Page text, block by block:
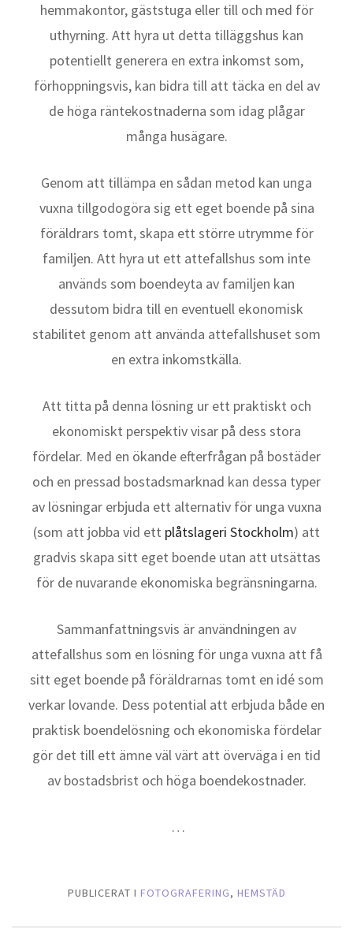
hemmakontor, gäststuga eller till och med för
uthyrning. Att hyra ut detta tilläggshus kan
potentiellt generera en extra inkomst som,
förhoppningsvis, kan bidra till att täcka en del av
de höga räntekostnaderna som idag plågar
många husägare.
Genom att tillämpa en sådan metod kan unga
vuxna tillgodogöra sig ett eget boende på sina
föräldrars tomt, skapa ett större utrymme för
familjen. Att hyra ut ett attefallshus som inte
används som boendeyta av familjen kan
dessutom bidra till en eventuell ekonomisk
stabilitet genom att använda attefallshuset som
en extra inkomstkälla.
Att titta på denna lösning ur ett praktiskt och
ekonomiskt perspektiv visar på dess stora
fördelar. Med en ökande efterfrågan på bostäder
och en pressad bostadsmarknad kan dessa typer
av lösningar erbjuda ett alternativ för unga vuxna
(som att jobba vid ett plåtslageri Stockholm) att
gradvis skapa sitt eget boende utan att utsättas
för de nuvarande ekonomiska begränsningarna.
Sammanfattningsvis är användningen av
attefallshus som en lösning för unga vuxna att få
sitt eget boende på föräldrarnas tomt en idé som
verkar lovande. Dess potential att erbjuda både en
praktisk boendelösning och ekonomiska fördelar
gör det till ett ämne väl värt att överväga i en tid
av bostadsbrist och höga boendekostnader.
…
PUBLICERAT I FOTOGRAFERING, HEMSTÄD